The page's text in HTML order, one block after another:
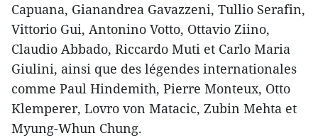
Capuana, Gianandrea Gavazzeni, Tullio Serafin,
Vittorio Gui, Antonino Votto, Ottavio Ziino,
Claudio Abbado, Riccardo Muti et Carlo Maria
Giulini, ainsi que des légendes internationales
comme Paul Hindemith, Pierre Monteux, Otto
Klemperer, Lovro von Matacic, Zubin Mehta et
Myung-Whun Chung.